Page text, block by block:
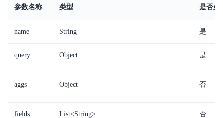
参数名称 类型 是否必
name String 是
query Object 是
aggs Object 否
fields List<String> 否